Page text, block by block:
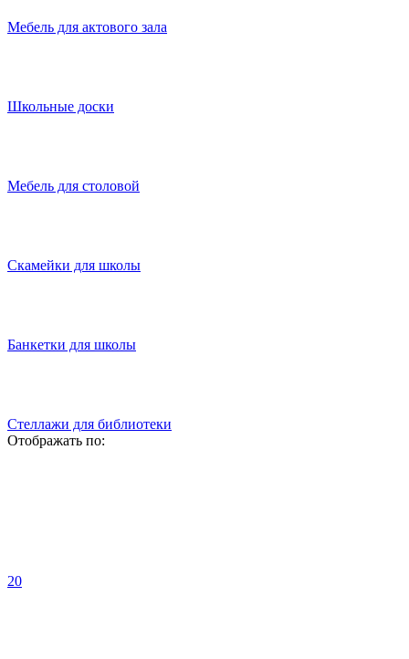
Мебель для актового зала
Школьные доски
Мебель для столовой
Скамейки для школы
Банкетки для школы
Стеллажи для библиотеки
Отображать по:
20